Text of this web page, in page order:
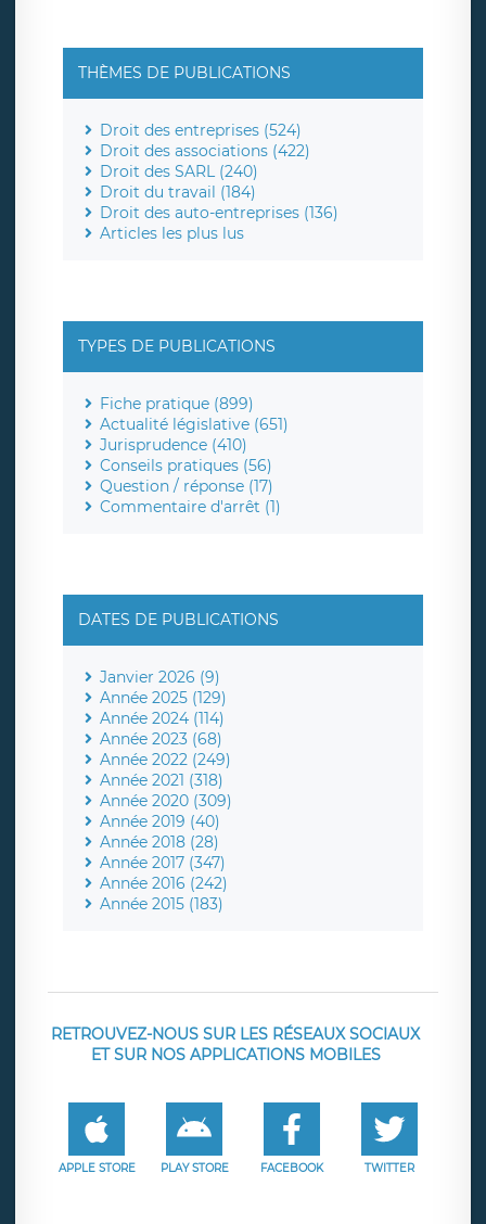
THÈMES DE PUBLICATIONS
Droit des entreprises (524)
Droit des associations (422)
Droit des SARL (240)
Droit du travail (184)
Droit des auto-entreprises (136)
Articles les plus lus
TYPES DE PUBLICATIONS
Fiche pratique (899)
Actualité législative (651)
Jurisprudence (410)
Conseils pratiques (56)
Question / réponse (17)
Commentaire d'arrêt (1)
DATES DE PUBLICATIONS
Janvier 2026 (9)
Année 2025 (129)
Année 2024 (114)
Année 2023 (68)
Année 2022 (249)
Année 2021 (318)
Année 2020 (309)
Année 2019 (40)
Année 2018 (28)
Année 2017 (347)
Année 2016 (242)
Année 2015 (183)
RETROUVEZ-NOUS SUR LES RÉSEAUX SOCIAUX
ET SUR NOS APPLICATIONS MOBILES
APPLE STORE PLAY STORE FACEBOOK TWITTER